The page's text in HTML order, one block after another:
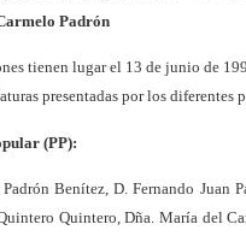
Padrón
tienen lugar el 13 de junio de
presentadas por los diferentes
(PP):
Benítez, D. Fernando Juan
Quintero, Dña. María del